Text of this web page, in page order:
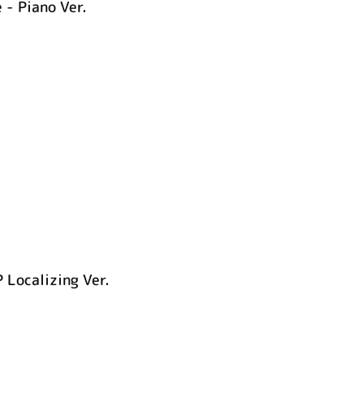
Piano Ver.
Localizing Ver.